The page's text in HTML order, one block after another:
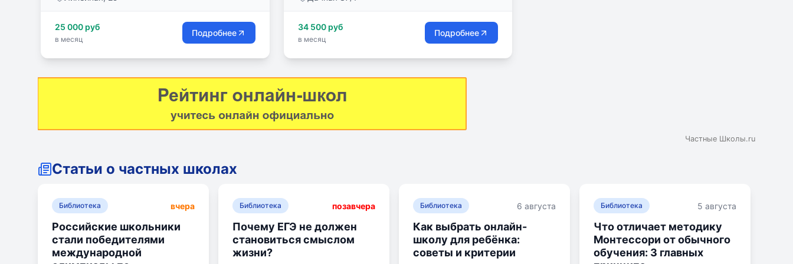
ФГОС, с применением авторских методик и
лучших мировых инноваций педагогики. Наши
семьёй.
25 000 руб
в месяц
Подробнее
34 500 руб
в месяц
Подробнее
Частные Школы.ru
Статьи о частных школах
Библиотека вчера
Российские школьники
стали победителями
международной
Библиотека позавчера
Почему ЕГЭ не должен
становиться смыслом
жизни?
Библиотека 6 августа
Как выбрать онлайн-
школу для ребёнка:
советы и критерии
Библиотека 5 августа
Что отличает методику
Монтессори от обычного
обучения: 3 главных